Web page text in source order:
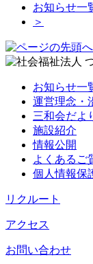
お知らせ一
＞
お知らせ一
運営理念・
三和会だよ
施設紹介
情報公開
よくあるご
個人情報保
リクルート
アクセス
お問い合わせ